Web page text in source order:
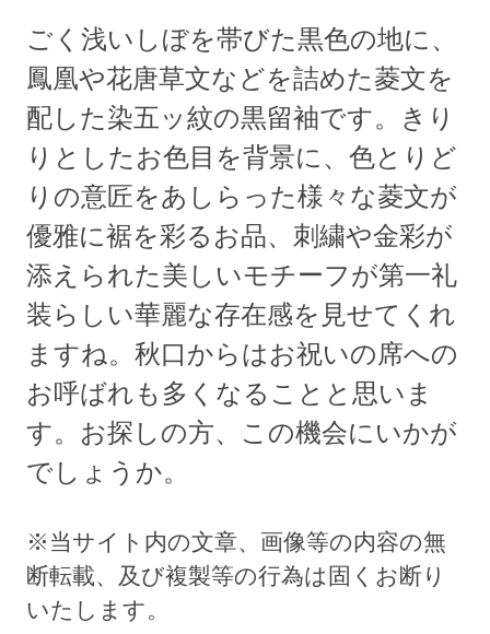
ごく浅いしぼを帯びた黒色の地に、
鳳凰や花唐草文などを詰めた菱文を
配した染五ッ紋の黒留袖です。きり
りとしたお色目を背景に、色とりど
りの意匠をあしらった様々な菱文が
優雅に裾を彩るお品、刺繍や金彩が
添えられた美しいモチーフが第一礼
装らしい華麗な存在感を見せてくれ
ますね。秋口からはお祝いの席への
お呼ばれも多くなることと思いま
す。お探しの方、この機会にいかが
でしょうか。